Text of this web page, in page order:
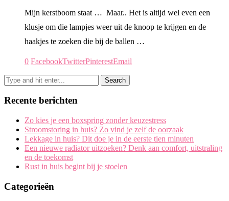
Mijn kerstboom staat … Maar.. Het is altijd wel even een
klusje om die lampjes weer uit de knoop te krijgen en de
haakjes te zoeken die bij de ballen …
0 FacebookTwitterPinterestEmail
Recente berichten
Zo kies je een boxspring zonder keuzestress
Stroomstoring in huis? Zo vind je zelf de oorzaak
Lekkage in huis? Dit doe je in de eerste tien minuten
Een nieuwe radiator uitzoeken? Denk aan comfort, uitstraling
en de toekomst
Rust in huis begint bij je stoelen
Categorieën